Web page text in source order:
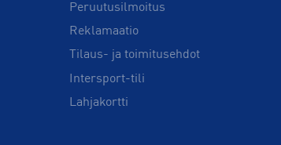
Peruutusilmoitus
Reklamaatio
Tilaus- ja toimitusehdot
Intersport-tili
Lahjakortti